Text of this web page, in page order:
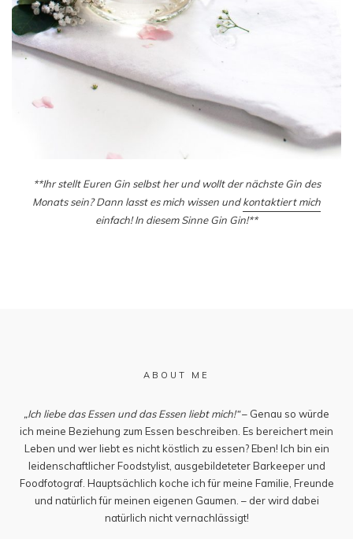
**Ihr stellt Euren Gin selbst her und wollt der nächste Gin des
Monats sein? Dann lasst es mich wissen undkontaktiert mich
einfach! In diesem Sinne Gin Gin!**
ABOUT ME
„Ich liebe das Essen und das Essen liebt mich!“– Genau so würde
ich meine Beziehung zum Essen beschreiben. Es bereichert mein
Leben und wer liebt es nicht köstlich zu essen? Eben! Ich bin ein
leidenschaftlicher Foodstylist, ausgebildeteter Barkeeper und
Foodfotograf. Hauptsächlich koche ich für meine Familie, Freunde
und natürlich für meinen eigenen Gaumen. – der wird dabei
natürlich nicht vernachlässigt!